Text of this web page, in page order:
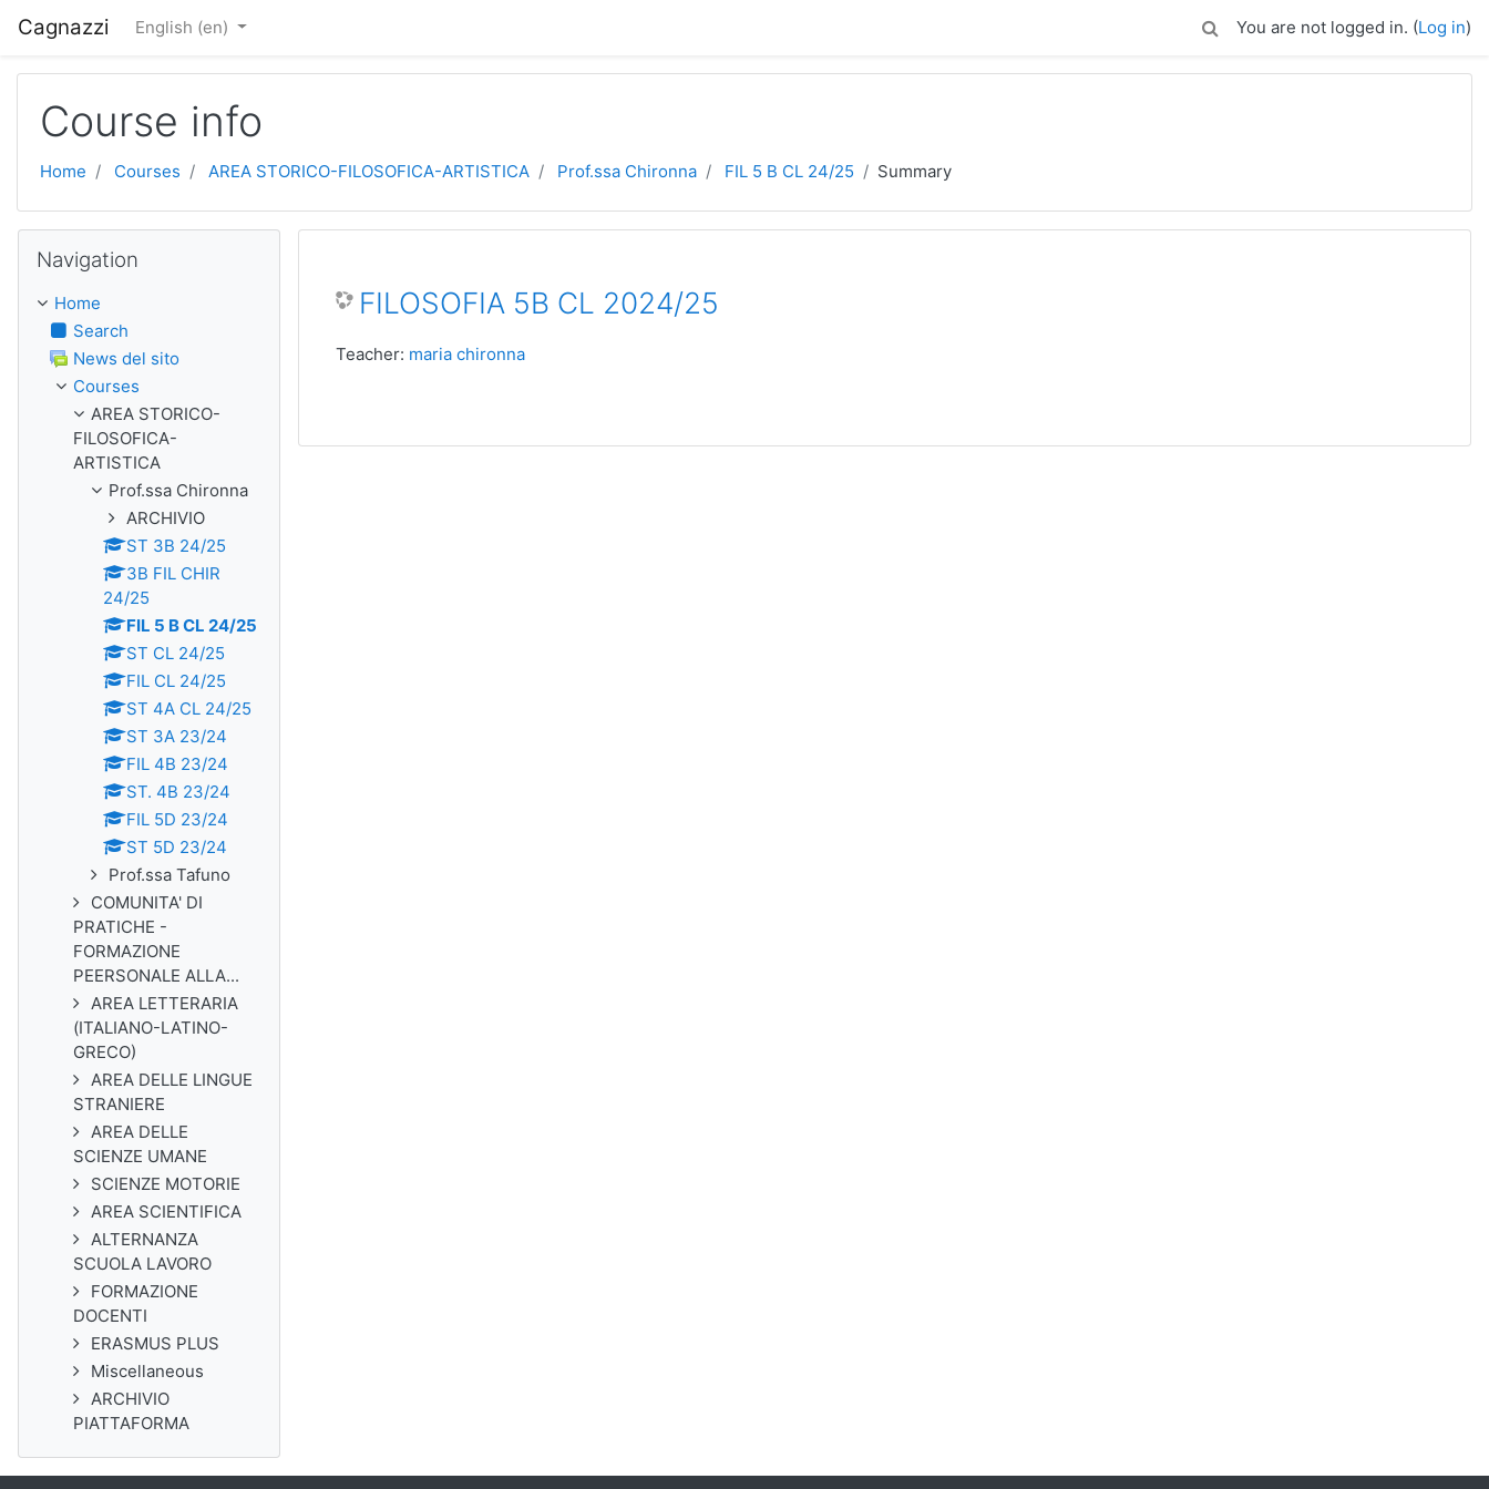
Cagnazzi English ‎(en)‎ You are not logged in. (Log in)
Course info
Home Courses AREA STORICO-FILOSOFICA-ARTISTICA Prof.ssa Chironna FIL 5 B CL 24/25 Summary
FILOSOFIA 5B CL 2024/25
Teacher: maria chironna
Navigation
Home
Search
News del sito
Courses
AREA STORICO-
FILOSOFICA-
ARTISTICA
Prof.ssa Chironna
ARCHIVIO
ST 3B 24/25
3B FIL CHIR
24/25
FIL 5 B CL 24/25
ST CL 24/25
FIL CL 24/25
ST 4A CL 24/25
ST 3A 23/24
FIL 4B 23/24
ST. 4B 23/24
FIL 5D 23/24
ST 5D 23/24
Prof.ssa Tafuno
COMUNITA' DI
PRATICHE -
FORMAZIONE
PEERSONALE ALLA...
AREA LETTERARIA
(ITALIANO-LATINO-
GRECO)
AREA DELLE LINGUE
STRANIERE
AREA DELLE
SCIENZE UMANE
SCIENZE MOTORIE
AREA SCIENTIFICA
ALTERNANZA
SCUOLA LAVORO
FORMAZIONE
DOCENTI
ERASMUS PLUS
Miscellaneous
ARCHIVIO
PIATTAFORMA